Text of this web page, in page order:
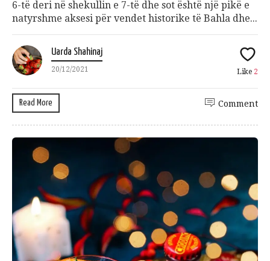
6-të deri në shekullin e 7-të dhe sot është një pikë e
natyrshme aksesi për vendet historike të Bahla dhe...
Uarda Shahinaj
20/12/2021 Like 2
Read More Comment